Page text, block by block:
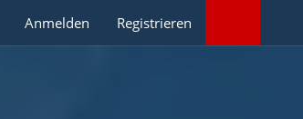
Anmelden Registrieren